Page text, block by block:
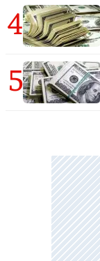
4
5